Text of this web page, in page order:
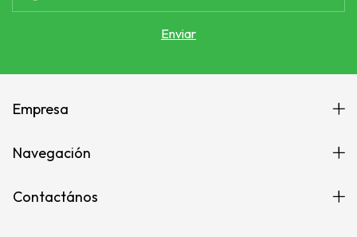
Empresa
Navegación
Contactános